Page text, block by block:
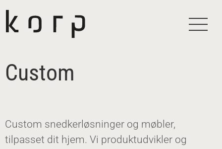
Custom snedkerløsninger og møbler,
tilpasset dit hjem. Vi produktudvikler og
Custom